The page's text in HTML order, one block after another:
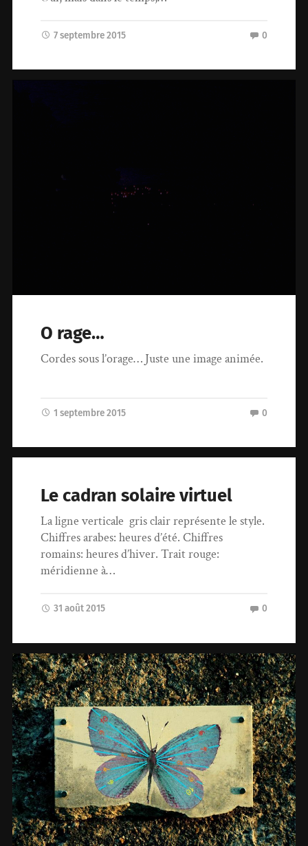
7 septembre 2015 0
O rage…
Cordes sous l’orage… Juste une image animée.
1 septembre 2015 0
Le cadran solaire virtuel
La ligne verticale gris clair représente le style.
Chiffres arabes: heures d’été. Chiffres
romains: heures d’hiver. Trait rouge:
méridienne à…
31 août 2015 0